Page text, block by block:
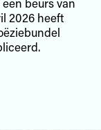
2026 heeft